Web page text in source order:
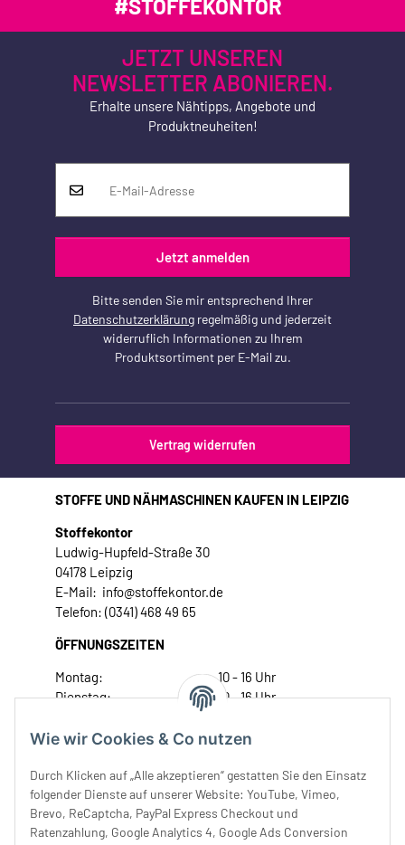
Wie wir Cookies & Co nutzen
Durch Klicken auf „Alle akzeptieren“ gestatten Sie den Einsatz
folgender Dienste auf unserer Website: YouTube, Vimeo,
Brevo, ReCaptcha, PayPal Express Checkout und
Ratenzahlung, Google Analytics 4, Google Ads Conversion
#STOFFEKONTOR
JETZT UNSEREN
NEWSLETTER ABONIEREN.
Erhalte unsere Nähtipps, Angebote und
Produktneuheiten!
Jetzt anmelden
Bitte senden Sie mir entsprechend Ihrer
Datenschutzerklärung regelmäßig und jederzeit
widerruflich Informationen zu Ihrem
Produktsortiment per E-Mail zu.
Vertrag widerrufen
STOFFE UND NÄHMASCHINEN KAUFEN IN LEIPZIG
Stoffekontor
Ludwig-Hupfeld-Straße 30
04178 Leipzig
E-Mail: info@stoffekontor.de
Telefon: (0341) 468 49 65
ÖFFNUNGSZEITEN
Montag:
10 - 16 Uhr
Dienstag:
10 - 16 Uhr
Donnerstag:
10 - 18 Uhr
Samstag:
10 - 14 Uhr
Unser Service